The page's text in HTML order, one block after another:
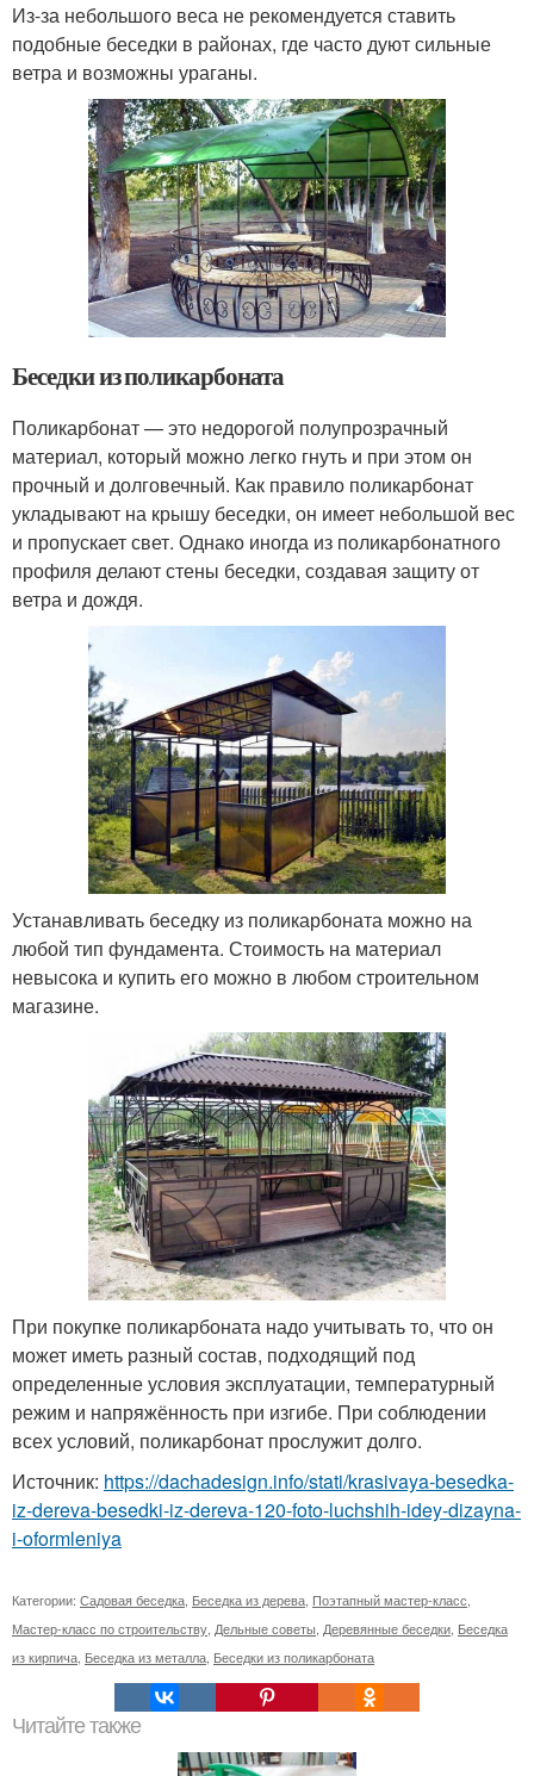
Из-за небольшого веса не рекомендуется ставить
подобные беседки в районах, где часто дуют сильные
ветра и возможны ураганы.
Беседки из поликарбоната
Поликарбонат — это недорогой полупрозрачный
материал, который можно легко гнуть и при этом он
прочный и долговечный. Как правило поликарбонат
укладывают на крышу беседки, он имеет небольшой вес
и пропускает свет. Однако иногда из поликарбонатного
профиля делают стены беседки, создавая защиту от
ветра и дождя.
Устанавливать беседку из поликарбоната можно на
любой тип фундамента. Стоимость на материал
невысока и купить его можно в любом строительном
магазине.
При покупке поликарбоната надо учитывать то, что он
может иметь разный состав, подходящий под
определенные условия эксплуатации, температурный
режим и напряжённость при изгибе. При соблюдении
всех условий, поликарбонат прослужит долго.
Источник: https://dachadesign.info/stati/krasivaya-besedka-
iz-dereva-besedki-iz-dereva-120-foto-luchshih-idey-dizayna-
i-oformleniya
Категории: Садовая беседка Беседка из дерева Поэтапный мастер-класс
Мастер-класс по строительству Дельные советы Деревянные беседки Беседка
из кирпича Беседка из металла Беседки из поликарбоната
Читайте также